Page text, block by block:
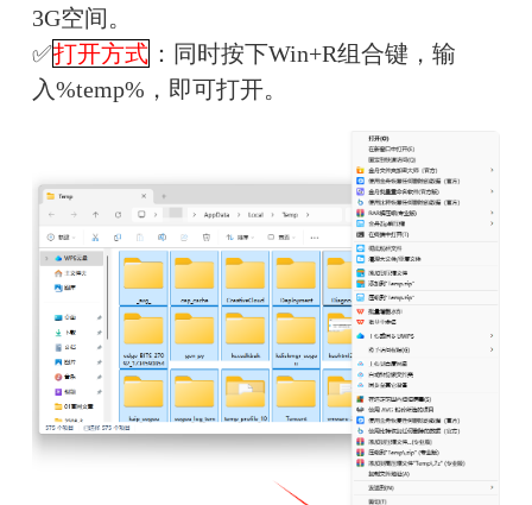
3G空间。
✅打开方式 ：同时按下Win+R组合键，输
入%temp%，即可打开。